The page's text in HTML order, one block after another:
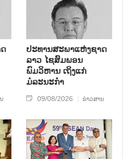
ປະທານສະພາແຫ່ງຊາດ
ລາວ ໄຊສົມພອນ
ພົມວິຫານ ເຖິງແກ່
ມໍລະນະກຳ
09/08/2026 ຂ່າວສານ